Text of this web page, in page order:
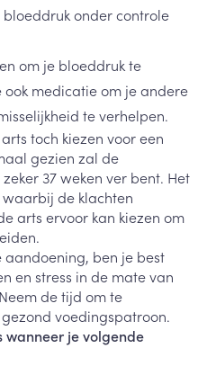
onder controle
om je bloeddruk te
medicatie om je andere
te verhelpen.
toch kiezen voor een
gezien zal de
37 weken ver bent. Het
de klachten
arts ervoor kan kiezen om
aandoening, ben je best
en stress in de mate van
de tijd om te
voedingspatroon.
wanneer je volgende